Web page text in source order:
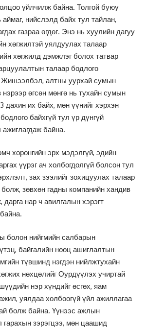
үйлчилж байна. Толгой буюу
нийслэлд байх тул тайлан,
газраа өгдөг. Энэ нь хуулийн дагуу
хөгжилтэй уялдуулах талаар
хөгжилд дэмжлэг болох татвар
талаар бодлого
Жишээлбэл, алтны уурхай сумын
нэрээр өгсөн мөнгө нь тухайн сумын
дахин их байх, мөн үүнийг хэрхэн
байхгүй тул үр дүнгүй
ажиглагдаж байна.
хөрөнгийн эрх мэдэлгүй, эдийн
үүрэг ач холбогдолгүй болсон тул
зах зээлийг зохицуулах талаар
зөвхөн гадны компанийн хандив
нар ч авилгалын хэрэгт
болон нийгмийн салбарын
байгалийн нөөц ашиглалтын
түвшинд нэгдэн нийлжтухайн
нөхцөлийг Оурдүүлэх учиртай
нэр хүндийг өсгөх, яам
уялдаа холбоогүй үйл ажиллагаа
болж байна. Үүнээс ажлын
гарахын зэрэгцээ, мөн цаашид